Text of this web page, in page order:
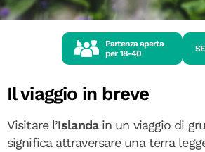
Partenza aperta
per 18-40
Il viaggio in breve
Visitare l’Islandain un viaggio di
significa attraversare una terra